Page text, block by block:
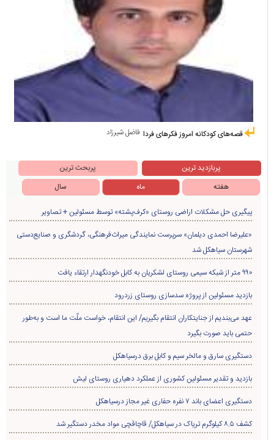
فاضل شیرزاد قصه‌های کودکانه امروز فکرهای فردا
پربازدید ترین
پربحث ترین
هفته
ماه سال
پیگیری حل مشکلات اراضی روستای «کرف‌پشته» توسط مسئولین + تصاویر
«علیرضا احمدی دیلمان» سرپرست نمایندگی میراث‌فرهنگی، گردشگری و صنایع‌دستی
شهرستان سیاهکل شد
۹۹۰ متر از شبکه سیمی روستای لشکریان به کابل خودنگهدار ارتقاء یافت
بازدید مسئولین از پروژه سدسازی روستای زردرود
عهد می‌بندیم از جنایتکاران انتقام بگیریم/ این انتقام، خواست ملّت ما است و به‌طور
حتمی باید صورت بگیرد
دستگیری سارق و مالخر سیم و کابل برق درسیاهکل
بازدید و تقدیر مسئولین کشوری از عملکرد دهیاری روستای لیش
دستگیری اعضای باند ۷ نفره حفاری غير مجاز درسیاهکل
کشف ۸.۵ کیلوگرم تریاک در سیاهکل/ قاچاقچی مواد مخدر دستگیر شد